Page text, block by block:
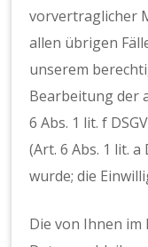
vorvertraglicher
allen übrigen
unserem
Bearbeitung der
6 Abs. 1 lit. f
(Art. 6 Abs. 1 lit.
wurde; die
Die von Ihnen